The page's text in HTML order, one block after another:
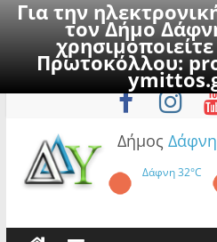
Για την
τον Δήμο
Πρωτοκόλλου:
to
Κυριακή, 9
Δήμος
Δάφνη32°C